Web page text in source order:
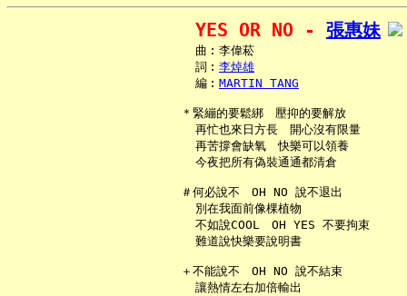
YES OR NO - 張惠妹
     曲︰李偉菘
     詞︰
李焯雄
     編︰
MARTIN TANG
   ＊緊繃的要鬆綁　壓抑的要解放
     再忙也來日方長　開心沒有限量
     再苦撐會缺氧　快樂可以領養
     今夜把所有偽裝通通都清倉
   ＃何必說不　OH NO 說不退出
     別在我面前像棵植物
     不如說COOL　OH YES 不要拘束
     難道說快樂要說明書
   ＋不能說不　OH NO 說不結束
     讓熱情左右加倍輸出